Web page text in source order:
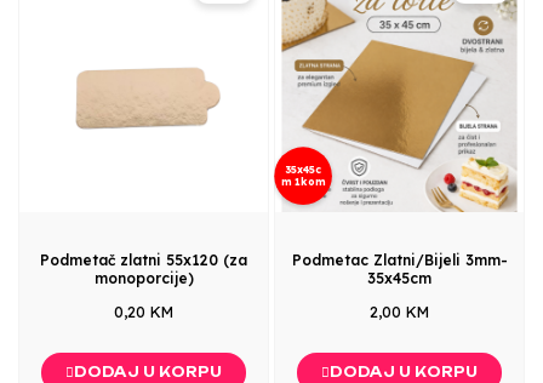
Podmetač zlatni 55x120 (za
monoporcije)
0,20 KM
DODAJ U KORPU
35x45c
m 1kom
Podmetac Zlatni/Bijeli 3mm-
35x45cm
2,00 KM
DODAJ U KORPU